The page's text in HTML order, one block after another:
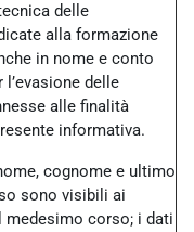
delle
alla formazione
in nome e conto
delle
alle finalità
informativa.
cognome e ultimo
sono visibili ai
medesimo corso; i dati